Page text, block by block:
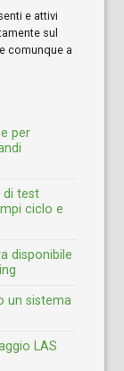
e attivi
sul
comunque a
per
di test
ciclo e
disponibile
un sistema
LAS